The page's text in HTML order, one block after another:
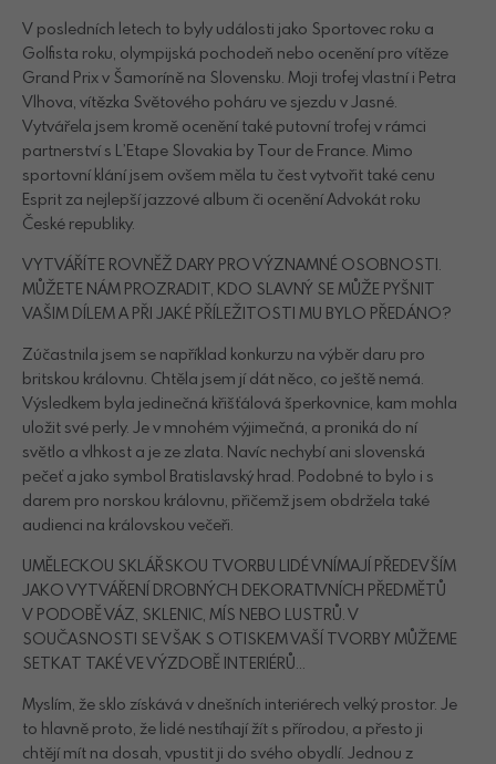
V posledních letech to byly události jako Sportovec roku a
Golfista roku, olympijská pochodeň nebo ocenění pro vítěze
Grand Prix v Šamoríně na Slovensku. Moji trofej vlastní i Petra
Vlhova, vítězka Světového poháru ve sjezdu v Jasné.
Vytvářela jsem kromě ocenění také putovní trofej v rámci
partnerství s L’Etape Slovakia by Tour de France. Mimo
sportovní klání jsem ovšem měla tu čest vytvořit také cenu
Esprit za nejlepší jazzové album či ocenění Advokát roku
České republiky.
VYTVÁŘÍTE ROVNĚŽ DARY PRO VÝZNAMNÉ OSOBNOSTI.
MŮŽETE NÁM PROZRADIT, KDO SLAVNÝ SE MŮŽE PYŠNIT
VAŠIM DÍLEM A PŘI JAKÉ PŘÍLEŽITOSTI MU BYLO PŘEDÁNO?
Zúčastnila jsem se například konkurzu na výběr daru pro
britskou královnu. Chtěla jsem jí dát něco, co ještě nemá.
Výsledkem byla jedinečná křišťálová šperkovnice, kam mohla
uložit své perly. Je v mnohém výjimečná, a proniká do ní
světlo a vlhkost a je ze zlata. Navíc nechybí ani slovenská
pečeť a jako symbol Bratislavský hrad. Podobné to bylo i s
darem pro norskou královnu, přičemž jsem obdržela také
audienci na královskou večeři.
UMĚLECKOU SKLÁŘSKOU TVORBU LIDÉ VNÍMAJÍ PŘEDEVŠÍM
JAKO VYTVÁŘENÍ DROBNÝCH DEKORATIVNÍCH PŘEDMĚTŮ
V PODOBĚ VÁZ, SKLENIC, MÍS NEBO LUSTRŮ. V
SOUČASNOSTI SE VŠAK S OTISKEM VAŠÍ TVORBY MŮŽEME
SETKAT TAKÉ VE VÝZDOBĚ INTERIÉRŮ…
Myslím, že sklo získává v dnešních interiérech velký prostor. Je
to hlavně proto, že lidé nestíhají žít s přírodou, a přesto ji
chtějí mít na dosah, vpustit ji do svého obydlí. Jednou z